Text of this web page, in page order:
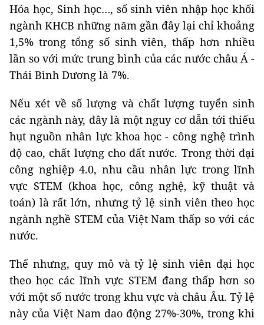
Hóa học, Sinh học…, số sinh viên nhập học khối
ngành KHCB những năm gần đây lại chỉ khoảng
1,5% trong tổng số sinh viên, thấp hơn nhiều
lần so với mức trung bình của các nước châu Á -
Thái Bình Dương là 7%.
Nếu xét về số lượng và chất lượng tuyển sinh
các ngành này, đây là một nguy cơ dẫn tới thiếu
hụt nguồn nhân lực khoa học - công nghệ trình
độ cao, chất lượng cho đất nước. Trong thời đại
công nghiệp 4.0, nhu cầu nhân lực trong lĩnh
vực STEM (khoa học, công nghệ, kỹ thuật và
toán) là rất lớn, nhưng tỷ lệ sinh viên theo học
ngành nghề STEM của Việt Nam thấp so với các
nước.
Thế nhưng, quy mô và tỷ lệ sinh viên đại học
theo học các lĩnh vực STEM đang thấp hơn so
với một số nước trong khu vực và châu Âu. Tỷ lệ
này của Việt Nam dao động 27%-30%, trong khi